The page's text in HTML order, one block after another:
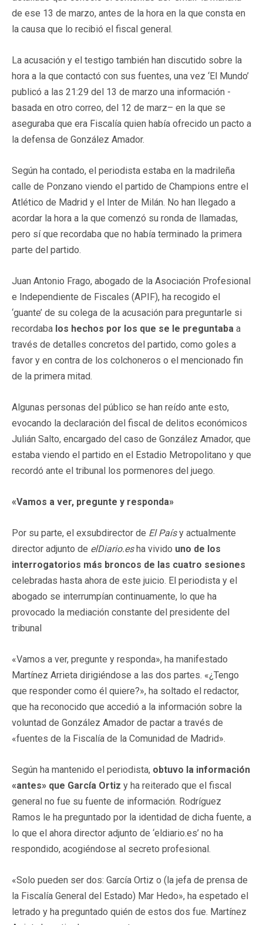
de ese 13 de marzo, antes de la hora en la que consta en
la causa que lo recibió el fiscal general.
La acusación y el testigo también han discutido sobre la
hora a la que contactó con sus fuentes, una vez ‘El Mundo’
publicó a las 21:29 del 13 de marzo una información -
basada en otro correo, del 12 de marz– en la que se
aseguraba que era Fiscalía quien había ofrecido un pacto a
la defensa de González Amador.
Según ha contado, el periodista estaba en la madrileña
calle de Ponzano viendo el partido de Champions entre el
Atlético de Madrid y el Inter de Milán. No han llegado a
acordar la hora a la que comenzó su ronda de llamadas,
pero sí que recordaba que no había terminado la primera
parte del partido.
Juan Antonio Frago, abogado de la Asociación Profesional
e Independiente de Fiscales (APIF), ha recogido el
‘guante’ de su colega de la acusación para preguntarle si
recordaba los hechos por los que se le preguntaba a
través de detalles concretos del partido, como goles a
favor y en contra de los colchoneros o el mencionado fin
de la primera mitad.
Algunas personas del público se han reído ante esto,
evocando la declaración del fiscal de delitos económicos
Julián Salto, encargado del caso de González Amador, que
estaba viendo el partido en el Estadio Metropolitano y que
recordó ante el tribunal los pormenores del juego.
«Vamos a ver, pregunte y responda»
Por su parte, el exsubdirector de El Paísy actualmente
director adjunto de elDiario.esha vivido uno de los
interrogatorios más broncos de las cuatro sesiones
celebradas hasta ahora de este juicio. El periodista y el
abogado se interrumpían continuamente, lo que ha
provocado la mediación constante del presidente del
tribunal
«Vamos a ver, pregunte y responda», ha manifestado
Martínez Arrieta dirigiéndose a las dos partes. «¿Tengo
que responder como él quiere?», ha soltado el redactor,
que ha reconocido que accedió a la información sobre la
voluntad de González Amador de pactar a través de
«fuentes de la Fiscalía de la Comunidad de Madrid».
Según ha mantenido el periodista, obtuvo la información
«antes» que García Ortiz y ha reiterado que el fiscal
general no fue su fuente de información. Rodríguez
Ramos le ha preguntado por la identidad de dicha fuente, a
lo que el ahora director adjunto de ‘eldiario.es’ no ha
respondido, acogiéndose al secreto profesional.
«Solo pueden ser dos: García Ortiz o (la jefa de prensa de
la Fiscalía General del Estado) Mar Hedo», ha espetado el
letrado y ha preguntado quién de estos dos fue. Martínez